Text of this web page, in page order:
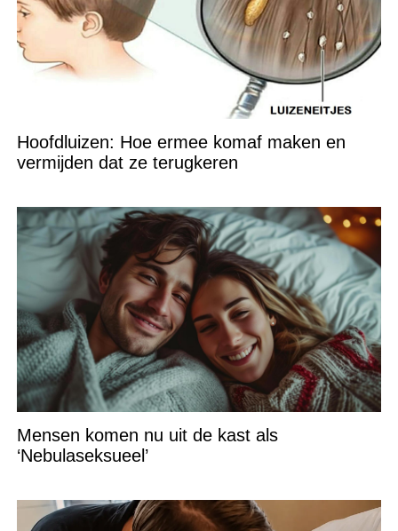
Hoofdluizen: Hoe ermee komaf maken en
vermijden dat ze terugkeren
Mensen komen nu uit de kast als
‘Nebulaseksueel’